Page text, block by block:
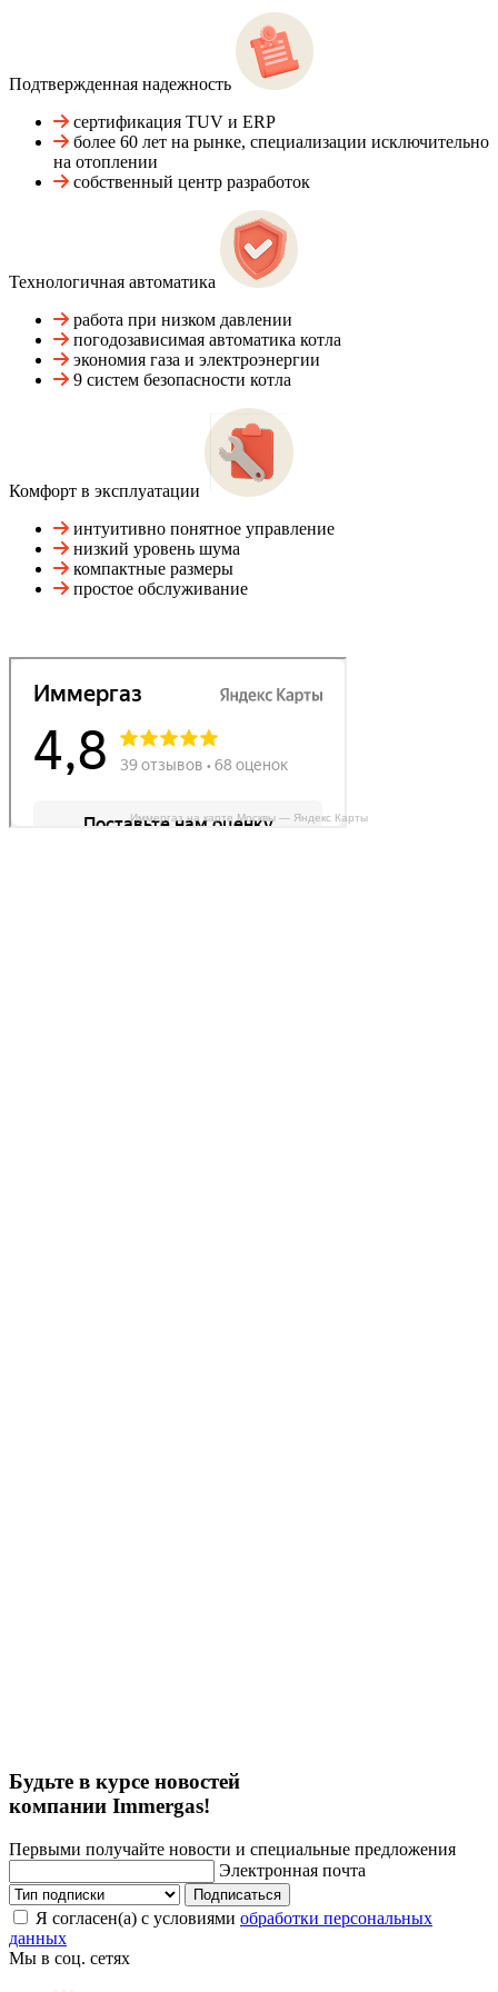
Подтвержденная надежность
сертификация TUV и ERP
более 60 лет на рынке, специализации исключительно
на отоплении
собственный центр разработок
Технологичная автоматика
работа при низком давлении
погодозависимая автоматика котла
экономия газа и электроэнергии
9 систем безопасности котла
Комфорт в эксплуатации
интуитивно понятное управление
низкий уровень шума
компактные размеры
простое обслуживание
Иммергаз на карте Москвы — Яндекс Карты
Будьте в курсе новостей
компании Immergas!
Первыми получайте новости и специальные предложения
Электронная почта
Подписаться
Я согласен(а) с условиями обработки персональных
данных
Мы в соц. сетях